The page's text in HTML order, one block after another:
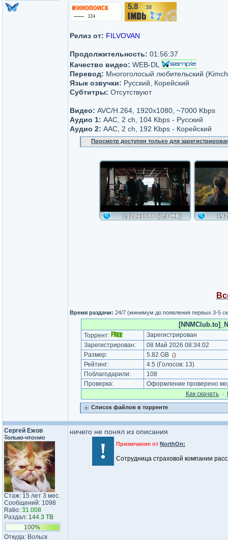
5.8 38
Релиз от: FILVOVAN
Продолжительность: 01:56:37
Качество видео: WEB-DL
Перевод: Многоголосый любительский
Язык озвучки: Русский, Корейский
Субтитры: Отсутствуют
Видео: AVC/H.264, 1920x1080, ~7000 Kbps
Аудио 1: AAC, 2 ch, 104 Kbps - Русский
Аудио 2: AAC, 2 ch, 192 Kbps - Корейский
Просмотр доступен только для
Время раздачи: 24/7 (минимум до появления первых 3-5
Торрент:
Зарегистрирован
Зарегистрирован:
08 Май 2026 08:34:02
Размер:
5.82 GB ()
Рейтинг: 4.5 (Голосов: 13)
Поблагодарили:
108
Проверка:
Оформление проверено
Как cкачать·
Список файлов в торренте
Сергей Ежов
Только чтение
Стаж: 15 лет 3 мес.
Сообщений: 1098
Ratio: 31.008
Раздал: 144.3 TB
100%
Откуда: Вольск
ничего не понял из описания
! Примечание от NorthOn:
Сотрудница страховой компании